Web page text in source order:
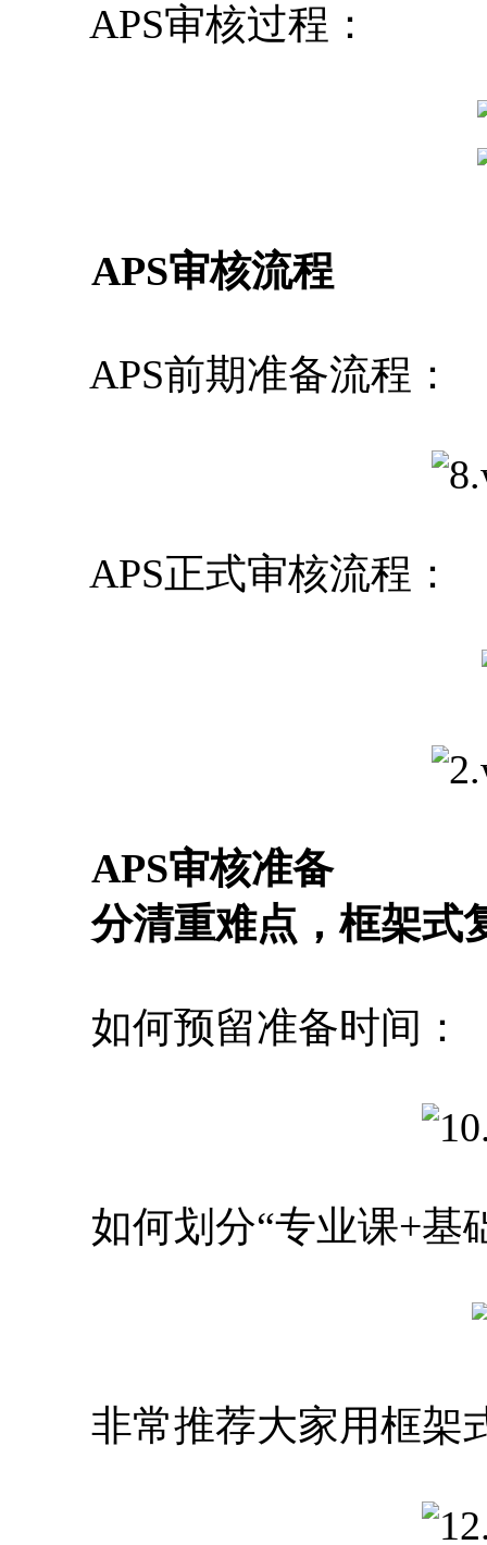
APS审核过程：
APS审核流程
APS前期准备流程：
APS正式审核流程：
APS审核准备
分清重难点，框架式
如何预留准备时间：
如何划分“专业课+基
非常推荐大家用框架